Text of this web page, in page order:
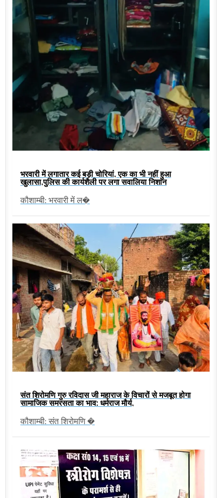
भरवारी में लगातार कई बड़ी चोरियां, एक का भी नहीं हुआ
खुलासा,पुलिस की कार्यशैली पर लगा सवालिया निशान
कौशाम्बी: भरवारी में ल�
संत शिरोमणि गुरु रविदास जी महाराज के विचारों से मजबूत होगा
सामाजिक समरसता का भाव: धर्मराज मौर्य,
कौशाम्बी: संत शिरोमणि �